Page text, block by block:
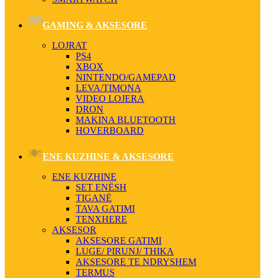
GAMING & AKSESORE
LOJRAT
PS4
XBOX
NINTENDO/GAMEPAD
LEVA/TIMONA
VIDEO LOJERA
DRON
MAKINA BLUETOOTH
HOVERBOARD
ENE KUZHINE & AKSESORE
ENE KUZHINE
SET ENËSH
TIGANË
TAVA GATIMI
TENXHERE
AKSESOR
AKSESORE GATIMI
LUGE/ PIRUNJ/ THIKA
AKSESORE TE NDRYSHEM
TERMUS